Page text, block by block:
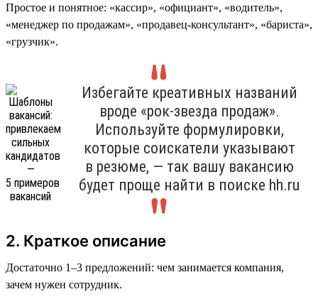
Простое и понятное: «кассир», «официант», «водитель»,
«менеджер по продажам», «продавец-консультант», «бариста»,
«грузчик».
Избегайте креативных названий
вроде «рок-звезда продаж».
Используйте формулировки,
которые соискатели указывают
в резюме, — так вашу вакансию
будет проще найти в поиске hh.ru
2. Краткое описание
Достаточно 1–3 предложений: чем занимается компания,
зачем нужен сотрудник.